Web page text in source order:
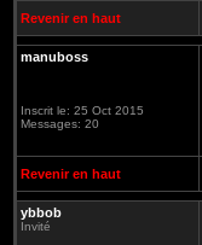
Revenir en haut
manuboss
Inscrit le: 25 Oct 2015
Messages: 20
Revenir en haut
ybbob
Invité